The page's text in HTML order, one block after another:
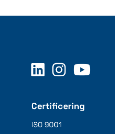
Certificering
ISO 9001